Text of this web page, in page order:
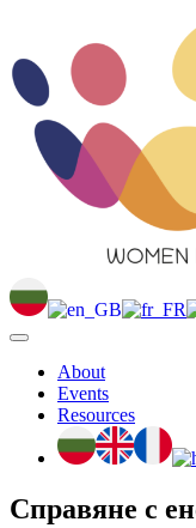
About
Events
Resources
Справяне с